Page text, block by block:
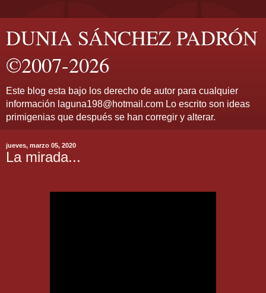
DUNIA SÁNCHEZ PADRÓN
©2007-2026
Este blog esta bajo los derecho de autor para cualquier
información laguna198@hotmail.com Lo escrito son ideas
primigenias que después se han corregir y alterar.
jueves, marzo 05, 2020
La mirada...